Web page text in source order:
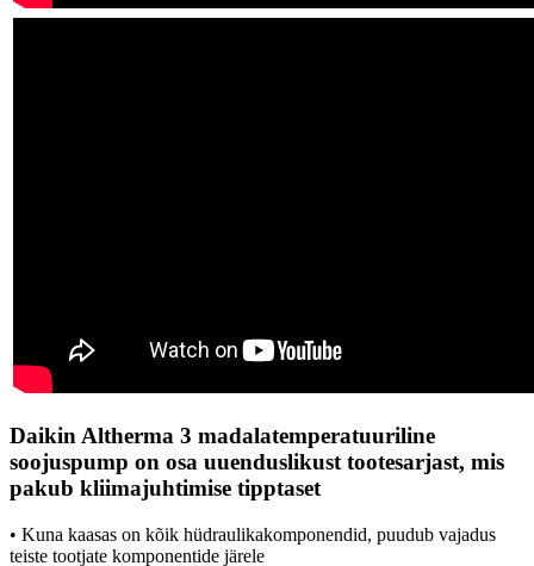
Daikin Altherma 3 madalatemperatuuriline
soojuspump on osa uuenduslikust tootesarjast, mis
pakub kliimajuhtimise tipptaset
• Kuna kaasas on kõik hüdraulikakomponendid, puudub vajadus
teiste tootjate komponentide järele